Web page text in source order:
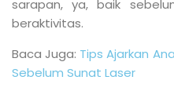
sarapan, ya, baik
beraktivitas.
Baca Juga: Tips Ajarkan
Sebelum Sunat Laser